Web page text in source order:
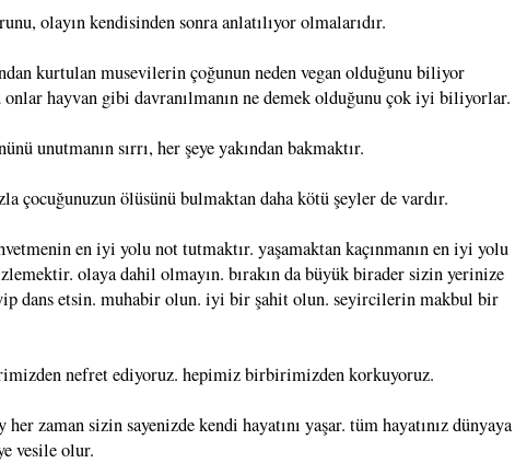
olayın kendisinden sonra anlatılıyor olmalarıdır.
kurtulan musevilerin çoğunun neden vegan olduğunu biliyor
onlar hayvan gibi davranılmanın ne demek olduğunu çok iyi biliyorlar.
unutmanın sırrı, her şeye yakından bakmaktır.
çocuğunuzun ölüsünü bulmaktan daha kötü şeyler de vardır.
en iyi yolu not tutmaktır. yaşamaktan kaçınmanın en iyi yolu
olaya dahil olmayın. bırakın da büyük birader sizin yerinize
dans etsin. muhabir olun. iyi bir şahit olun. seyircilerin makbul bir
nefret ediyoruz. hepimiz birbirimizden korkuyoruz.
her zaman sizin sayenizde kendi hayatını yaşar. tüm hayatınız dünyaya
vesile olur.